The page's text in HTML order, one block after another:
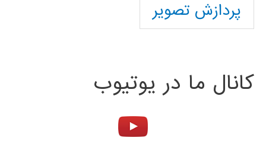
پردازش تصویر
کانال ما در یوتیوب